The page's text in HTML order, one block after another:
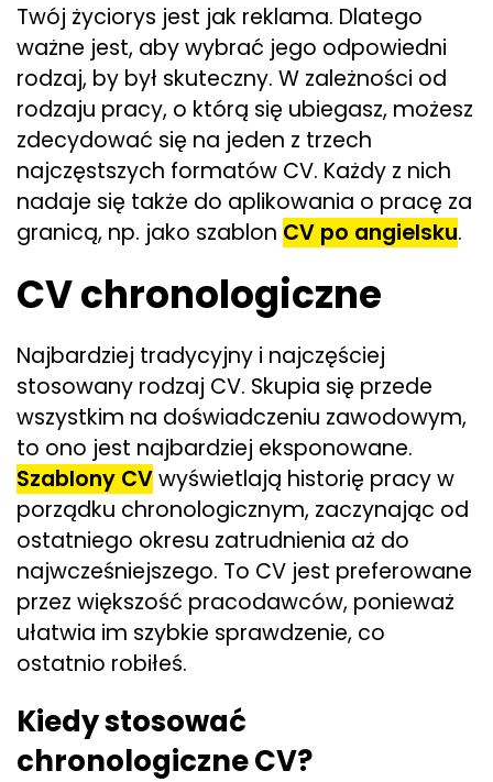
Twój życiorys jest jak reklama. Dlatego
ważne jest, aby wybrać jego odpowiedni
rodzaj, by był skuteczny. W zależności od
rodzaju pracy, o którą się ubiegasz, możesz
zdecydować się na jeden z trzech
najczęstszych formatów CV. Każdy z nich
nadaje się także do aplikowania o pracę za
granicą, np. jako szablon CV po angielsku.
CV chronologiczne
Najbardziej tradycyjny i najczęściej
stosowany rodzaj CV. Skupia się przede
wszystkim na doświadczeniu zawodowym,
to ono jest najbardziej eksponowane.
Szablony CVwyświetlają historię pracy w
porządku chronologicznym, zaczynając od
ostatniego okresu zatrudnienia aż do
najwcześniejszego. To CV jest preferowane
przez większość pracodawców, ponieważ
ułatwia im szybkie sprawdzenie, co
ostatnio robiłeś.
Kiedy stosować
chronologiczne CV?